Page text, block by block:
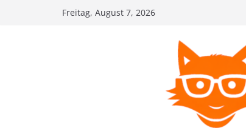
Freitag, August 7, 2026